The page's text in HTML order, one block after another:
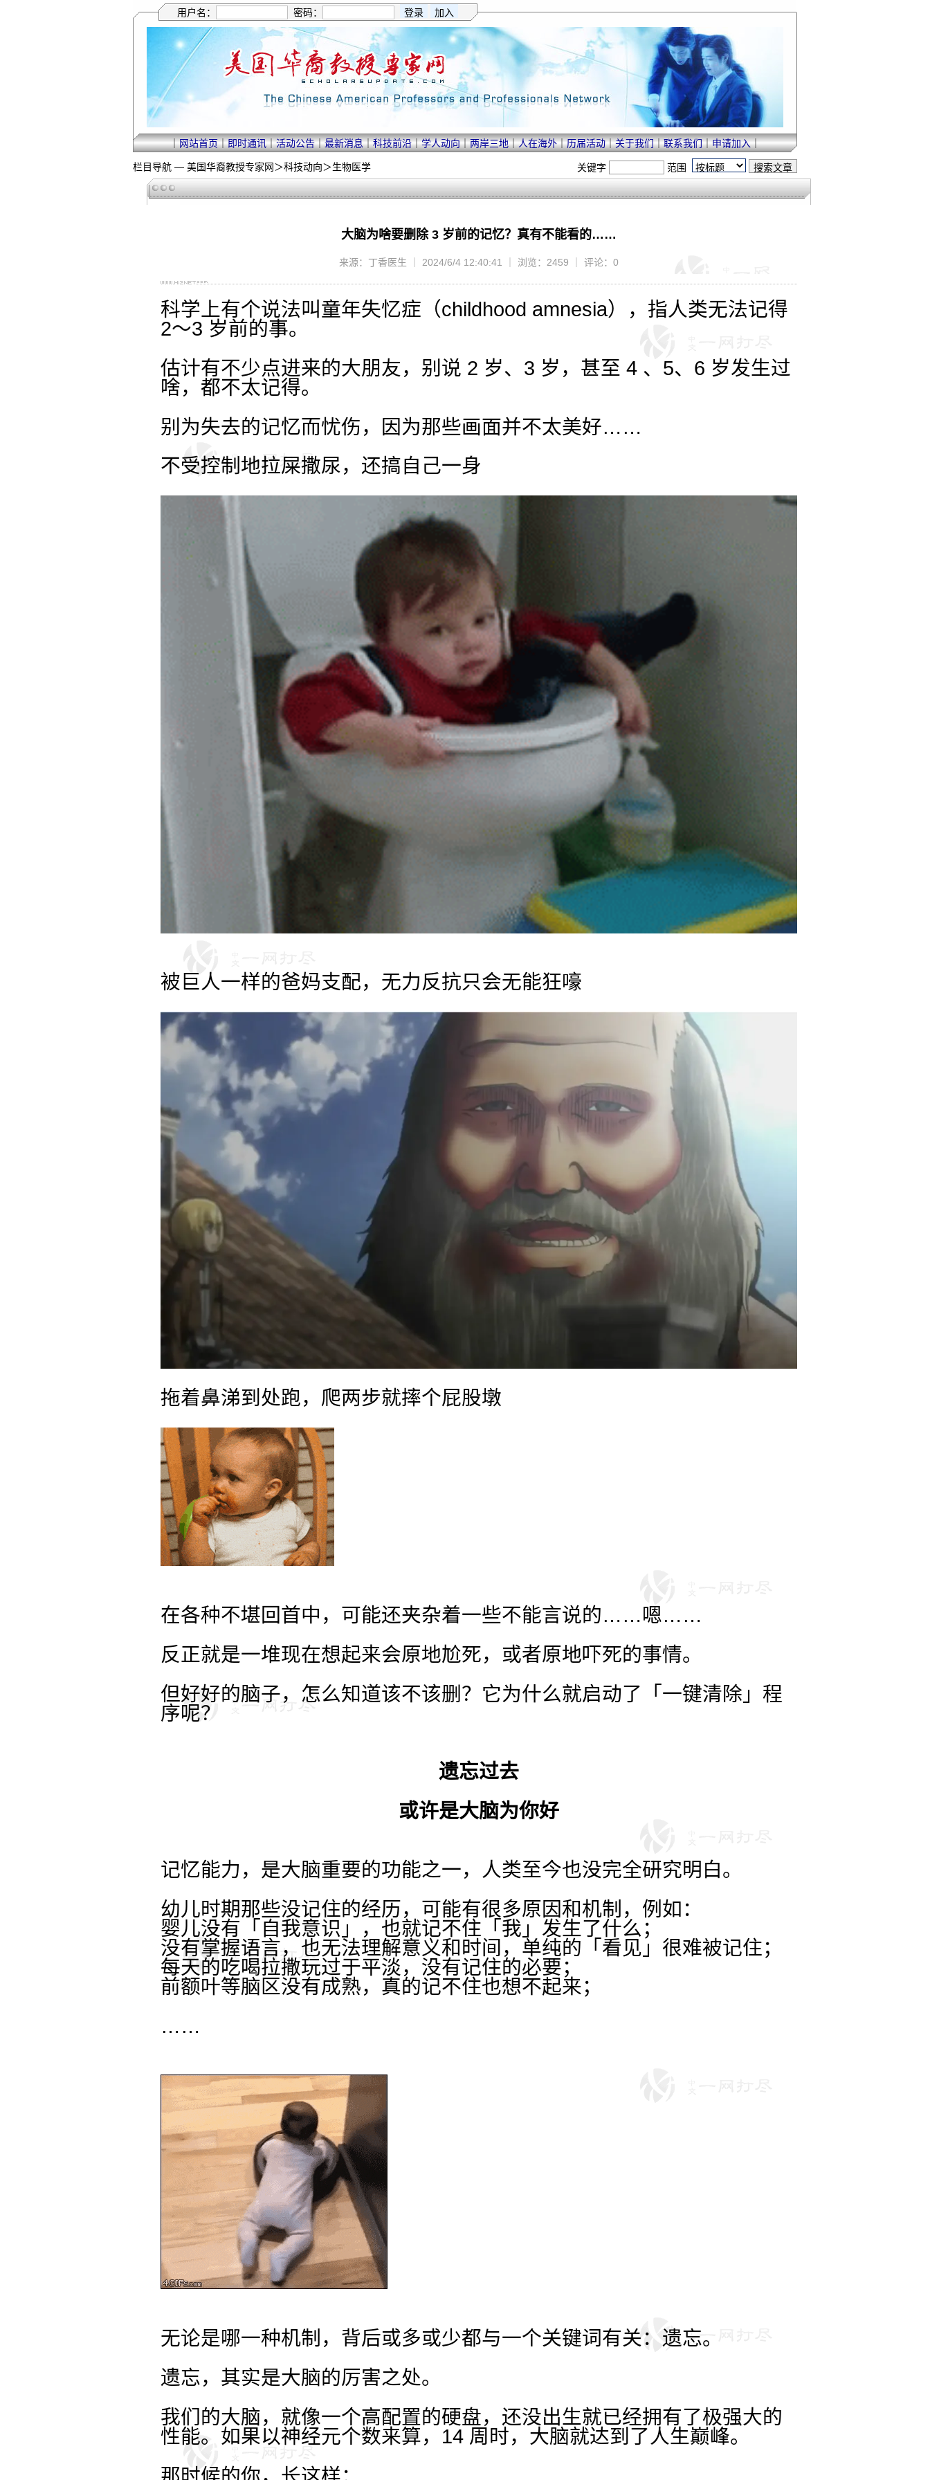
用户名： 密码：
｜网站首页｜即时通讯｜活动公告｜最新消息｜科技前沿｜学人动向｜两岸三地｜人在海外｜历届活动｜关于我们｜联系我们｜申请加入｜
栏目导航 — 美国华裔教授专家网＞科技动向＞生物医学 关键字 范围
大脑为啥要删除 3 岁前的记忆？真有不能看的……
来源：丁香医生 ｜ 2024/6/4 12:40:41 ｜ 浏览：2459 ｜ 评论：0
科学上有个说法叫童年失忆症（childhood amnesia），指人类无法记得
2～3 岁前的事。
估计有不少点进来的大朋友，别说 2 岁、3 岁，甚至 4 、5、6 岁发生过
啥，都不太记得。
别为失去的记忆而忧伤，因为那些画面并不太美好……
不受控制地拉屎撒尿，还搞自己一身
被巨人一样的爸妈支配，无力反抗只会无能狂嚎
拖着鼻涕到处跑，爬两步就摔个屁股墩
在各种不堪回首中，可能还夹杂着一些不能言说的……嗯……
反正就是一堆现在想起来会原地尬死，或者原地吓死的事情。
但好好的脑子，怎么知道该不该删？它为什么就启动了「一键清除」程
序呢？
遗忘过去
或许是大脑为你好
记忆能力，是大脑重要的功能之一，人类至今也没完全研究明白。
幼儿时期那些没记住的经历，可能有很多原因和机制，例如：
婴儿没有「自我意识」，也就记不住「我」发生了什么；
没有掌握语言，也无法理解意义和时间，单纯的「看见」很难被记住；
每天的吃喝拉撒玩过于平淡，没有记住的必要；
前额叶等脑区没有成熟，真的记不住也想不起来；
……
无论是哪一种机制，背后或多或少都与一个关键词有关：遗忘。
遗忘，其实是大脑的厉害之处。
我们的大脑，就像一个高配置的硬盘，还没出生就已经拥有了极强大的
性能。如果以神经元个数来算，14 周时，大脑就达到了人生巅峰。
那时候的你，长这样：